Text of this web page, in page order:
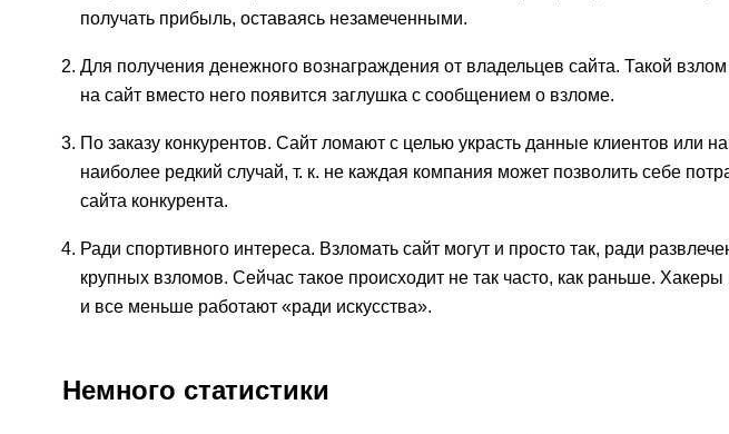
получать прибыль, оставаясь незамеченными.
Для получения денежного вознаграждения от владельцев сайта. Такой взлом
на сайт вместо него появится заглушка с сообщением о взломе.
По заказу конкурентов. Сайт ломают с целью украсть данные клиентов или
наиболее редкий случай, т. к. не каждая компания может позволить себе
сайта конкурента.
Ради спортивного интереса. Взломать сайт могут и просто так, ради
крупных взломов. Сейчас такое происходит не так часто, как раньше.
и все меньше работают «ради искусства».
Немного статистики